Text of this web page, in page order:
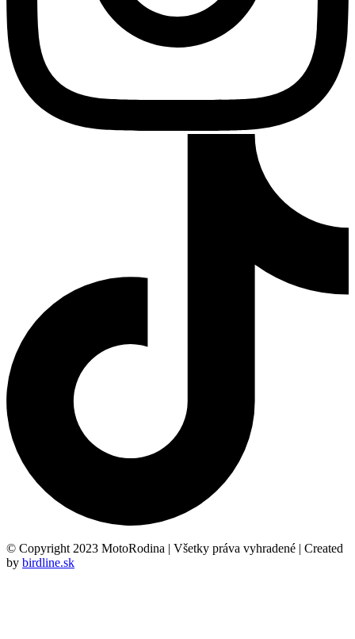
© Copyright 2023 MotoRodina | Všetky práva vyhradené | Created
by birdline.sk